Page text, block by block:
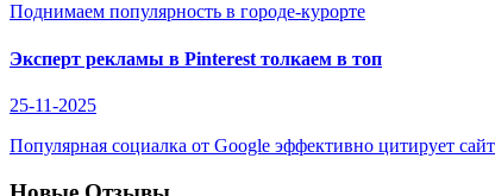
Поднимаем популярность в городе-курорте
Эксперт рекламы в Pinterest толкаем в топ
25-11-2025
Популярная социалка от Google эффективно цитирует